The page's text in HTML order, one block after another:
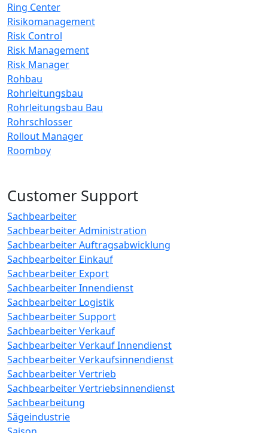
Ring Center
Risikomanagement
Risk Control
Risk Management
Risk Manager
Rohbau
Rohrleitungsbau
Rohrleitungsbau Bau
Rohrschlosser
Rollout Manager
Roomboy
Customer Support
Sachbearbeiter
Sachbearbeiter Administration
Sachbearbeiter Auftragsabwicklung
Sachbearbeiter Einkauf
Sachbearbeiter Export
Sachbearbeiter Innendienst
Sachbearbeiter Logistik
Sachbearbeiter Support
Sachbearbeiter Verkauf
Sachbearbeiter Verkauf Innendienst
Sachbearbeiter Verkaufsinnendienst
Sachbearbeiter Vertrieb
Sachbearbeiter Vertriebsinnendienst
Sachbearbeitung
Sägeindustrie